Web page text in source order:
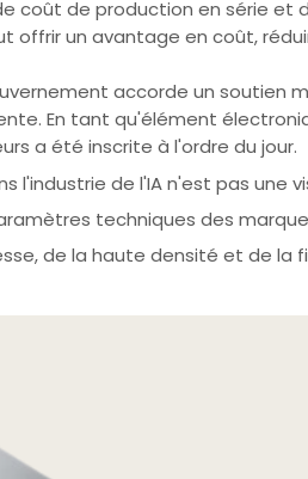
coût de production en série et
offrir un avantage en coût,
accorde un soutien
En tant qu'élément
a été inscrite à l'ordre du jour.
de l'IA n'est pas une
techniques des
de la haute densité et de la